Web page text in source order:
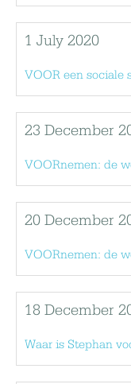
1 July 2020
VOOR een sociale
23 December
VOORnemen: de
20 December
VOORnemen: de
18 December
Waar is Stephan